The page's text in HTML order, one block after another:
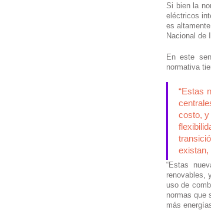
Si bien la
eléctricos
es
Nacional de
En este
normativa
“Estas
costo, y
existan,
“Estas
renovables,
uso de
normas que
más